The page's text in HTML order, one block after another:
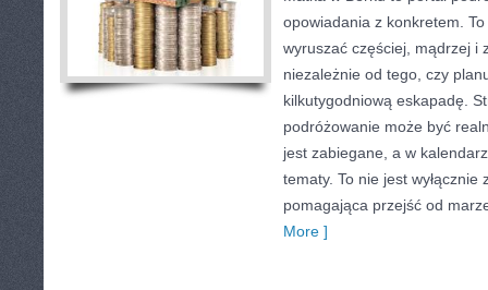
opowiadania z konkretem.
wyruszać częściej, mądrzej i
niezależnie od tego, czy
kilkutygodniową eskapadę.
podróżowanie może być
jest zabiegane, a w
tematy. To nie jest
pomagająca przejść od
More ]